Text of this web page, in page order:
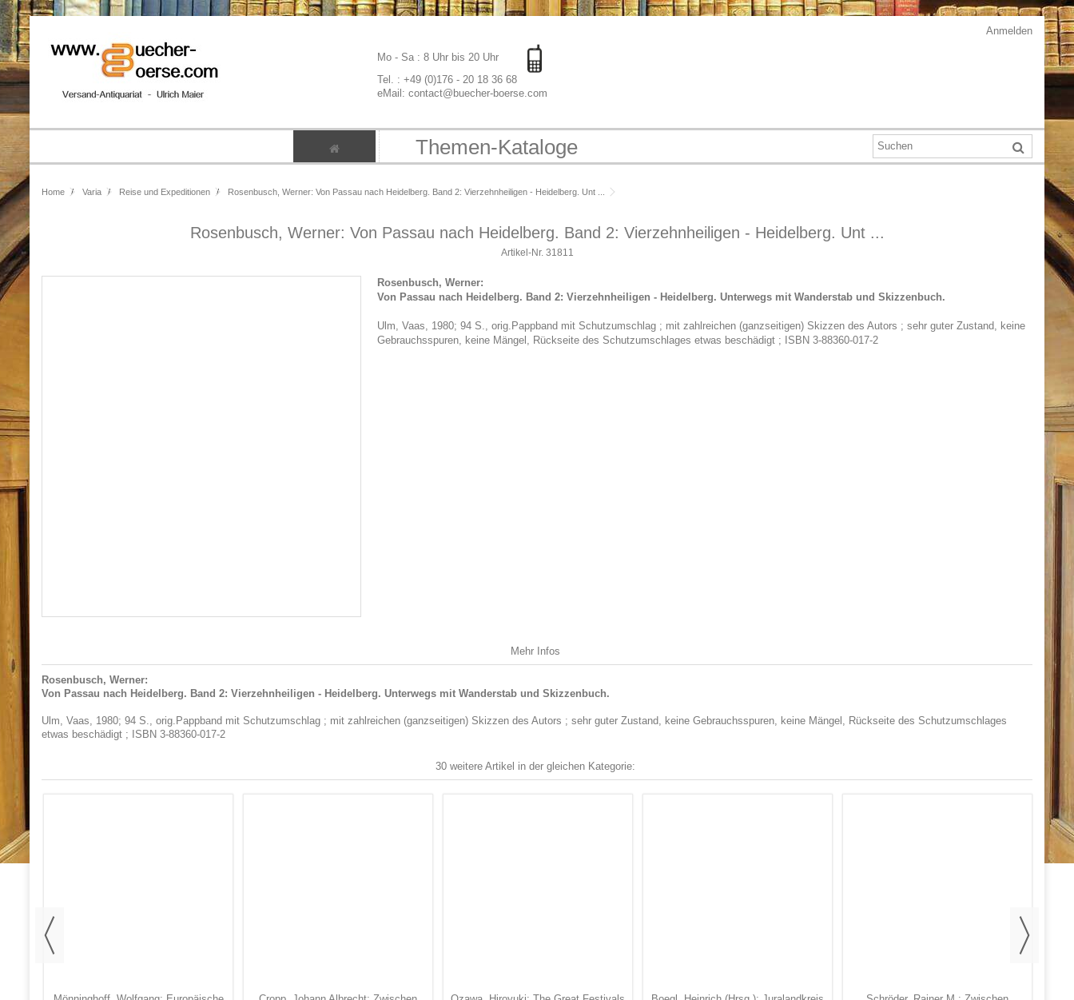
Mo - Sa : 8 Uhr bis 20 Uhr
Tel. : +49 (0)176 - 20 18 36 68
eMail: contact@buecher-boerse.com
Anmelden
Themen-Kataloge
Home Varia Reise und Expeditionen Rosenbusch, Werner: Von Passau nach Heidelberg. Band 2: Vierzehnheiligen - Heidelberg. Unt ...
Rosenbusch, Werner: Von Passau nach Heidelberg. Band 2: Vierzehnheiligen - Heidelberg. Unt ...
Artikel-Nr. 31811
Rosenbusch, Werner:
Von Passau nach Heidelberg. Band 2: Vierzehnheiligen - Heidelberg. Unterwegs mit Wanderstab und Skizzenbuch.
Ulm, Vaas, 1980; 94 S., orig.Pappband mit Schutzumschlag ; mit zahlreichen (ganzseitigen) Skizzen des Autors ; sehr guter Zustand, keine
Gebrauchsspuren, keine Mängel, Rückseite des Schutzumschlages etwas beschädigt ; ISBN 3-88360-017-2
Mehr Infos
Rosenbusch, Werner:
Von Passau nach Heidelberg. Band 2: Vierzehnheiligen - Heidelberg. Unterwegs mit Wanderstab und Skizzenbuch.
Ulm, Vaas, 1980; 94 S., orig.Pappband mit Schutzumschlag ; mit zahlreichen (ganzseitigen) Skizzen des Autors ; sehr guter Zustand, keine Gebrauchsspuren, keine Mängel, Rückseite des Schutzumschlages
etwas beschädigt ; ISBN 3-88360-017-2
30 weitere Artikel in der gleichen Kategorie: